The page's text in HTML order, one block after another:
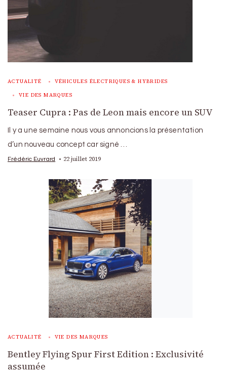
ACTUALITÉ VÉHICULES ÉLECTRIQUES & HYBRIDES
VIE DES MARQUES
Teaser Cupra : Pas de Leon mais encore un SUV
Il y a une semaine nous vous annoncions la présentation
d’un nouveau concept car signé …
Frédéric Euvrard 22 juillet 2019
ACTUALITÉ VIE DES MARQUES
Bentley Flying Spur First Edition : Exclusivité
assumée